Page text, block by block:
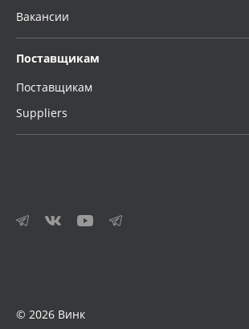
Вакансии
Поставщикам
Поставщикам
Suppliers
© 2026 Винк